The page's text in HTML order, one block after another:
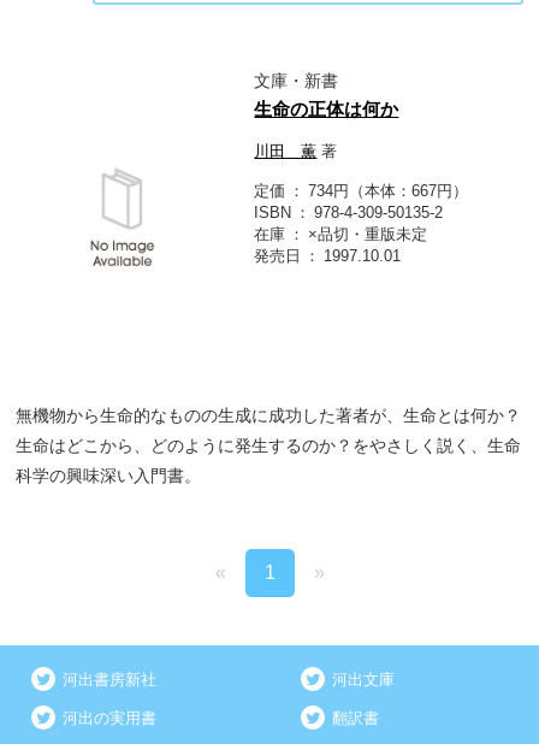
文庫・新書
生命の正体は何か
川田 薫 著
定価
734円（本体：667円）
ISBN
978-4-309-50135-2
在庫
×品切・重版未定
発売日
1997.10.01
無機物から生命的なものの生成に成功した著者が、生命とは何か？
生命はどこから、どのように発生するのか？をやさしく説く、生命
科学の興味深い入門書。
« 1 »
河出書房新社 河出文庫
河出の実用書 翻訳書